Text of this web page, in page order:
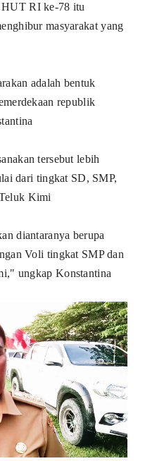
HUT RI ke-78 itu
masyarakat yang
adalah bentuk
republik
tersebut lebih
dari tingkat SD, SMP,
Kimi
diantaranya berupa
Voli tingkat SMP dan
ungkap Konstantina